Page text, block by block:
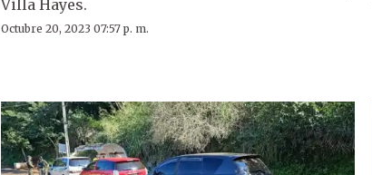
Villa Hayes.
Octubre 20, 2023 07:57 p. m.